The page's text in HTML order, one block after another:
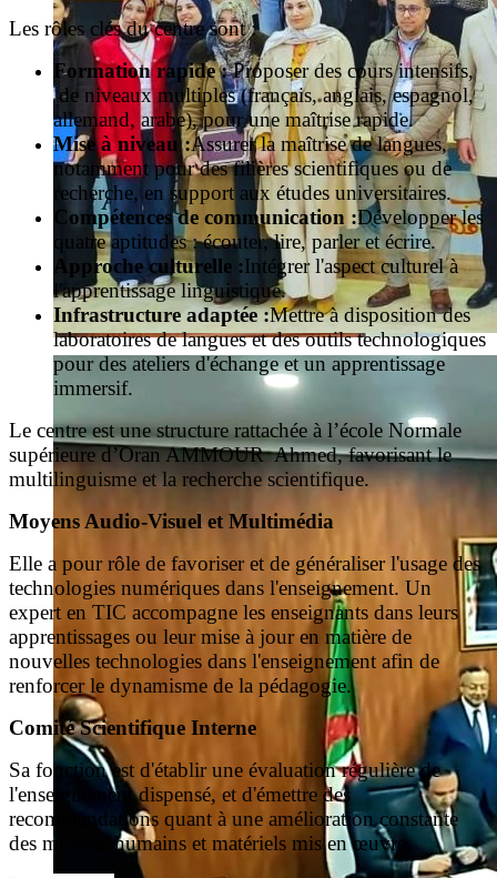
Les rôles clés du centre sont :
Formation rapide :Proposer des cours intensifs,
de niveaux multiples (français, anglais, espagnol,
allemand, arabe), pour une maîtrise rapide.
Mise à niveau :Assurer la maîtrise de langues,
notamment pour des filières scientifiques ou de
recherche, en support aux études universitaires.
Compétences de communication :Développer les
quatre aptitudes : écouter, lire, parler et écrire.
Approche culturelle :Intégrer l'aspect culturel à
l'apprentissage linguistique.
Infrastructure adaptée :Mettre à disposition des
laboratoires de langues et des outils technologiques
pour des ateliers d'échange et un apprentissage
immersif.
Le centre est une structure rattachée à l’école Normale
supérieure d’Oran AMMOUR Ahmed, favorisant le
multilinguisme et la recherche scientifique.
Moyens Audio-Visuel et Multimédia
Elle a pour rôle de favoriser et de généraliser l'usage des
technologies numériques dans l'enseignement. Un
expert en TIC accompagne les enseignants dans leurs
apprentissages ou leur mise à jour en matière de
nouvelles technologies dans l'enseignement afin de
renforcer le dynamisme de la pédagogie.
Comité Scientifique Interne
Sa fonction est d'établir une évaluation régulière de
l'enseignement dispensé, et d'émettre des
recommandations quant à une amélioration constante
des moyens humains et matériels mis en œuvre.